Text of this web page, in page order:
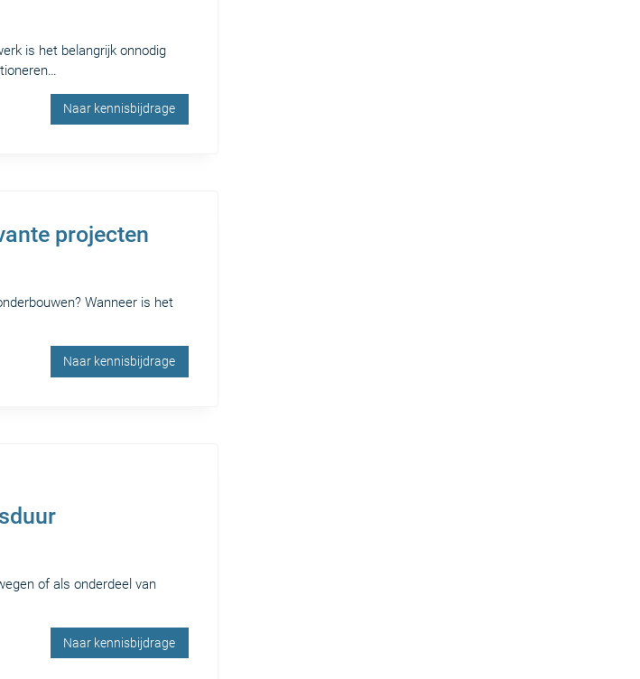
is het belangrijk onnodig
Naar kennisbijdrage
projecten
Wanneer is het
Naar kennisbijdrage
of als onderdeel van
Naar kennisbijdrage